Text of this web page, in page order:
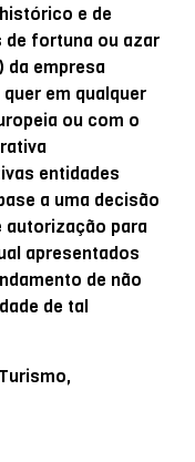
e de
de fortuna ou azar
da empresa
em qualquer
ou com o
entidades
a uma decisão
autorização para
apresentados
de não
de tal